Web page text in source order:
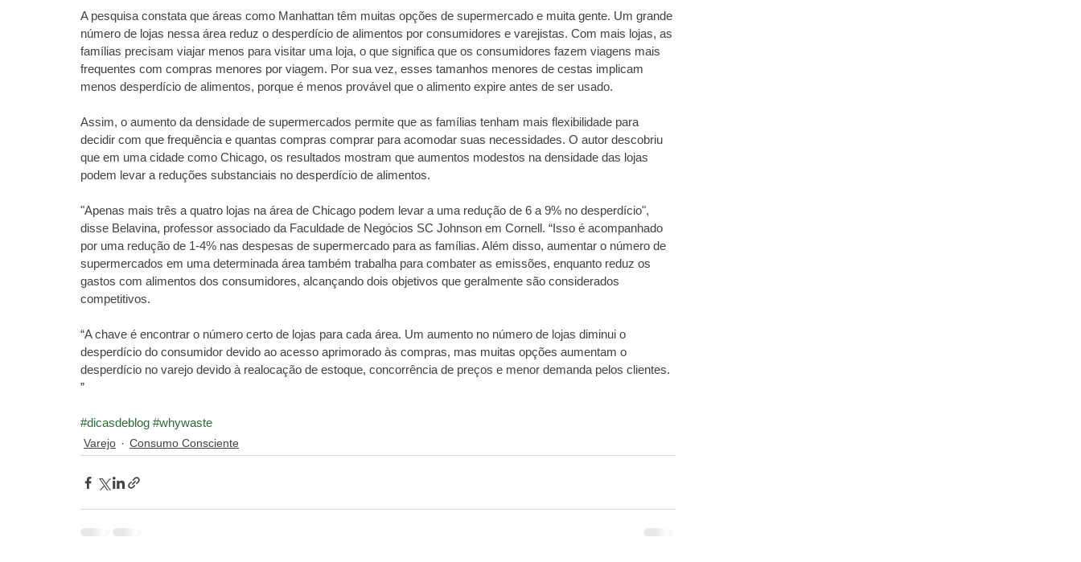
A pesquisa constata que áreas como Manhattan têm muitas opções de supermercado e muita gente. Um grande
número de lojas nessa área reduz o desperdício de alimentos por consumidores e varejistas. Com mais lojas, as
famílias precisam viajar menos para visitar uma loja, o que significa que os consumidores fazem viagens mais
frequentes com compras menores por viagem. Por sua vez, esses tamanhos menores de cestas implicam
menos desperdício de alimentos, porque é menos provável que o alimento expire antes de ser usado.
Assim, o aumento da densidade de supermercados permite que as famílias tenham mais flexibilidade para
decidir com que frequência e quantas compras comprar para acomodar suas necessidades. O autor descobriu
que em uma cidade como Chicago, os resultados mostram que aumentos modestos na densidade das lojas
podem levar a reduções substanciais no desperdício de alimentos.
"Apenas mais três a quatro lojas na área de Chicago podem levar a uma redução de 6 a 9% no desperdício",
disse Belavina, professor associado da Faculdade de Negócios SC Johnson em Cornell. “Isso é acompanhado
por uma redução de 1-4% nas despesas de supermercado para as famílias. Além disso, aumentar o número de
supermercados em uma determinada área também trabalha para combater as emissões, enquanto reduz os
gastos com alimentos dos consumidores, alcançando dois objetivos que geralmente são considerados
competitivos.
“A chave é encontrar o número certo de lojas para cada área. Um aumento no número de lojas diminui o
desperdício do consumidor devido ao acesso aprimorado às compras, mas muitas opções aumentam o
desperdício no varejo devido à realocação de estoque, concorrência de preços e menor demanda pelos clientes.
”
#dicasdeblog #whywaste
Varejo Consumo Consciente